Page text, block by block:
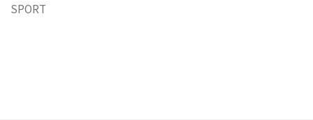
SPORT